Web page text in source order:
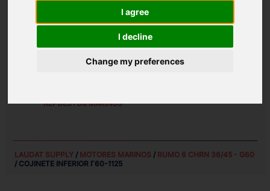
I agree
I decline
Change my preferences
8 KG
REPUESTOS MARINOS
LAUDAT SUPPLY/ MOTORES MARINOS / RUMO 6 CHRN 36/45 - G60
/ COJINETE INFERIOR Г60-1125